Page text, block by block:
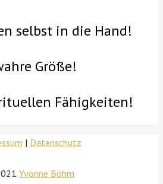
selbst in die Hand!
Größe!
Fähigkeiten!
| Datenschutz
Yvonne Böhm